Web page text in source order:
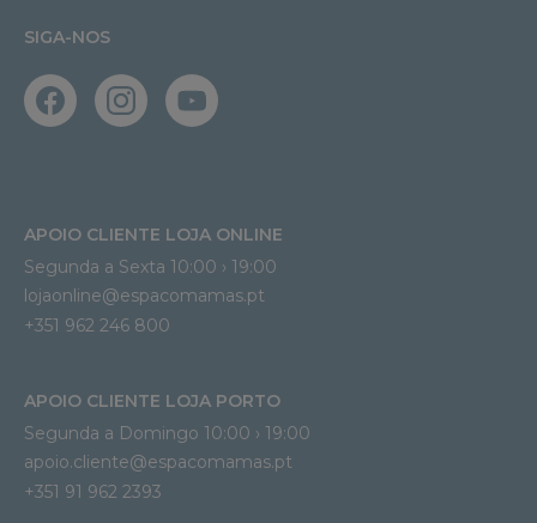
SIGA-NOS
APOIO CLIENTE LOJA ONLINE
Segunda a Sexta 10:00 › 19:00
lojaonline@espacomamas.pt
+351 962 246 800
APOIO CLIENTE LOJA PORTO
Segunda a Domingo 10:00 › 19:00
apoio.cliente@espacomamas.pt
+351 91 962 2393